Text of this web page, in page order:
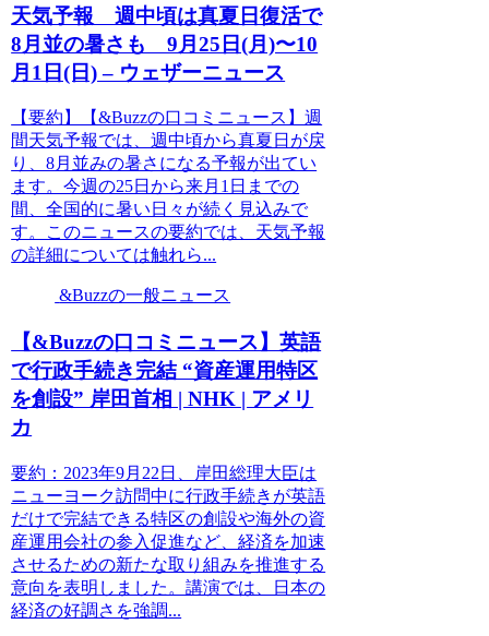
天気予報 週中頃は真夏日復活で
8月並の暑さも 9月25日(月)〜10
月1日(日) – ウェザーニュース
【要約】【&Buzzの口コミニュース】週
間天気予報では、週中頃から真夏日が戻
り、8月並みの暑さになる予報が出てい
ます。今週の25日から来月1日までの
間、全国的に暑い日々が続く見込みで
す。このニュースの要約では、天気予報
の詳細については触れら...
&Buzzの一般ニュース
【&Buzzの口コミニュース】英語
で行政手続き完結 “資産運用特区
を創設” 岸田首相 | NHK | アメリ
カ
要約：2023年9月22日、岸田総理大臣は
ニューヨーク訪問中に行政手続きが英語
だけで完結できる特区の創設や海外の資
産運用会社の参入促進など、経済を加速
させるための新たな取り組みを推進する
意向を表明しました。講演では、日本の
経済の好調さを強調...